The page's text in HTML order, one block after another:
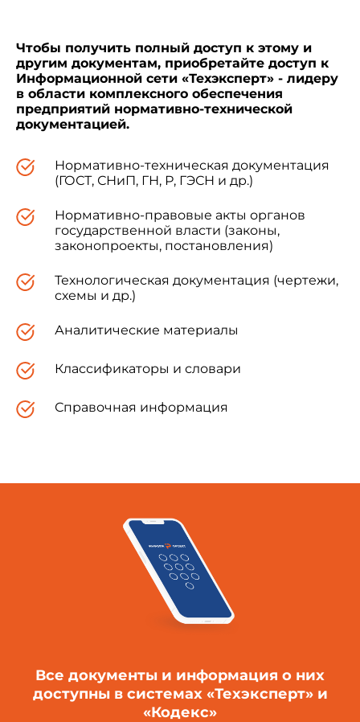
Чтобы получить полный доступ к этому и
другим документам, приобретайте доступ к
Информационной сети «Техэксперт» - лидеру
в области комплексного обеспечения
предприятий нормативно-технической
документацией.
Нормативно-техническая документация
(ГОСТ, СНиП, ГН, Р, ГЭСН и др.)
Нормативно-правовые акты органов
государственной власти (законы,
законопроекты, постановления)
Технологическая документация (чертежи,
схемы и др.)
Аналитические материалы
Классификаторы и словари
Справочная информация
Все документы и информация о них
доступны в системах «Техэксперт» и
«Кодекс»